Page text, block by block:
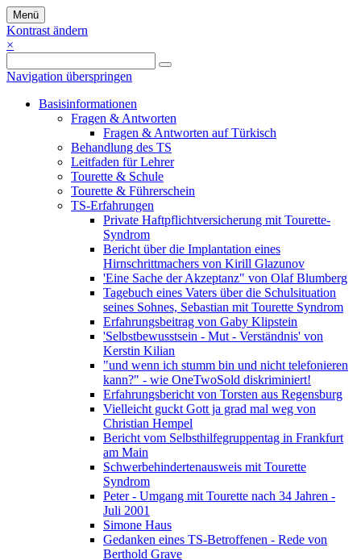
Menü
Kontrast ändern
×
Navigation überspringen
Basisinformationen
Fragen & Antworten
Fragen & Antworten auf Türkisch
Behandlung des TS
Leitfaden für Lehrer
Tourette & Schule
Tourette & Führerschein
TS-Erfahrungen
Private Haftpflichtversicherung mit Tourette-
Syndrom
Bericht über die Implantation eines
Hirnschrittmachers von Kirill Glazunov
'Eine Sache der Akzeptanz" von Olaf Blumberg
Tagebuch eines Vaters über die Schulsituation
seines Sohnes, Sebastian mit Tourette Syndrom
Erfahrungsbeitrag von Gaby Klipstein
'Selbstbewusstsein - Mut - Verständnis' von
Kerstin Kilian
"und wenn ich stumm bin und nicht telefonieren
kann?" - wie OneTwoSold diskriminiert!
Erfahrungsbericht von Torsten aus Regensburg
Vielleicht guckt Gott ja grad mal weg von
Christian Hempel
Bericht vom Selbsthilfegruppentag in Frankfurt
am Main
Schwerbehindertenausweis mit Tourette
Syndrom
Peter - Umgang mit Tourette nach 34 Jahren -
Juli 2001
Simone Haus
Gedanken eines TS-Betroffenen - Rede von
Berthold Grave